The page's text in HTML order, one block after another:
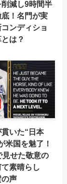
減し9時間半
！名門が実
ンディショ
は？
いた“日本
米国を魅了！
見せた敬意の
素晴らし
声